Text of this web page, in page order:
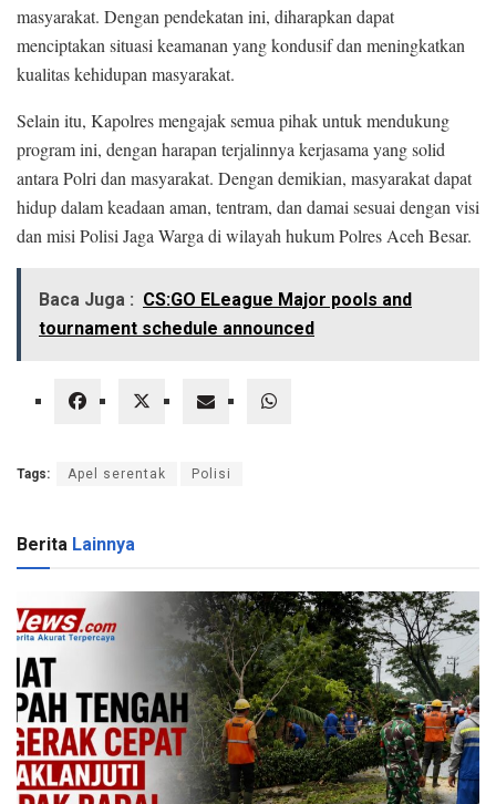
masyarakat. Dengan pendekatan ini, diharapkan dapat
menciptakan situasi keamanan yang kondusif dan meningkatkan
kualitas kehidupan masyarakat.
Selain itu, Kapolres mengajak semua pihak untuk mendukung
program ini, dengan harapan terjalinnya kerjasama yang solid
antara Polri dan masyarakat. Dengan demikian, masyarakat dapat
hidup dalam keadaan aman, tentram, dan damai sesuai dengan visi
dan misi Polisi Jaga Warga di wilayah hukum Polres Aceh Besar.
Baca Juga : CS:GO ELeague Major pools and
tournament schedule announced
Tags: Apel serentak Polisi
Berita Lainnya